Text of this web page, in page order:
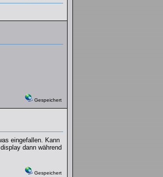
Gespeichert
eingefallen. Kann
dann während
Gespeichert